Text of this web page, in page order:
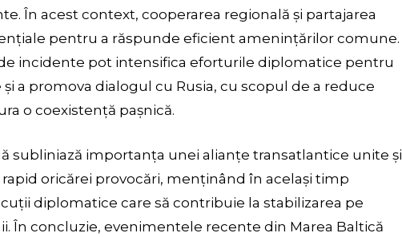
În acest context, cooperarea regională și partajarea
pentru a răspunde eficient amenințărilor comune.
incidente pot intensifica eforturile diplomatice pentru
a promova dialogul cu Rusia, cu scopul de a reduce
o coexistență pașnică.
subliniază importanța unei alianțe transatlantice unite și
oricărei provocări, menținând în același timp
diplomatice care să contribuie la stabilizarea pe
În concluzie, evenimentele recente din Marea Baltică